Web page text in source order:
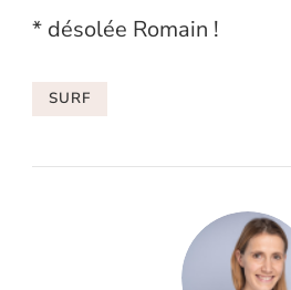
* désolée Romain !
SURF